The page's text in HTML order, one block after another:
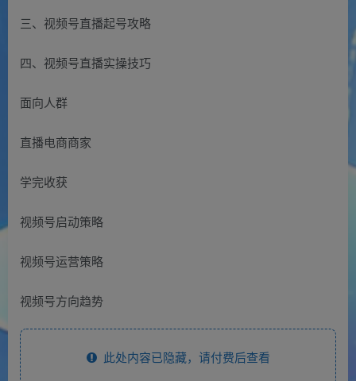
三、视频号直播起号攻略
四、视频号直播实操技巧
面向人群
直播电商商家
学完收获
视频号启动策略
视频号运营策略
视频号方向趋势
此处内容已隐藏，请付费后查看